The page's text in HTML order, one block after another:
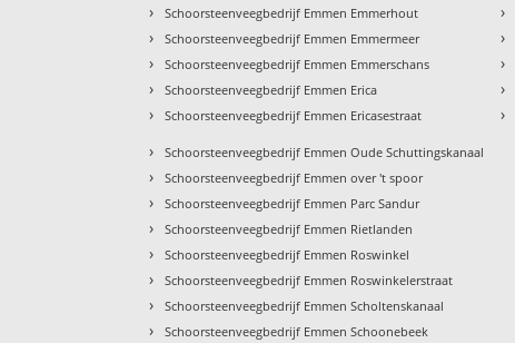
› Schoorsteenveegbedrijf Emmen Emmerhout
› Schoorsteenveegbedrijf Emmen Emmermeer
› Schoorsteenveegbedrijf Emmen Emmerschans
› Schoorsteenveegbedrijf Emmen Erica
› Schoorsteenveegbedrijf Emmen Ericasestraat
›
›
›
›
›
› Schoorsteenveegbedrijf Emmen Oude Schuttingskanaal
› Schoorsteenveegbedrijf Emmen over 't spoor
› Schoorsteenveegbedrijf Emmen Parc Sandur
› Schoorsteenveegbedrijf Emmen Rietlanden
› Schoorsteenveegbedrijf Emmen Roswinkel
› Schoorsteenveegbedrijf Emmen Roswinkelerstraat
› Schoorsteenveegbedrijf Emmen Scholtenskanaal
› Schoorsteenveegbedrijf Emmen Schoonebeek